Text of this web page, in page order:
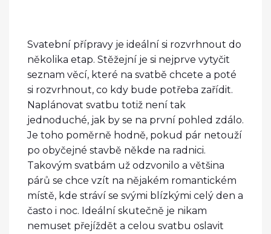
Svatební přípravy je ideální si rozvrhnout do
několika etap. Stěžejní je si nejprve vytyčit
seznam věcí, které na svatbě chcete a poté
si rozvrhnout, co kdy bude potřeba zařídit.
Naplánovat svatbu totiž není tak
jednoduché, jak by se na první pohled zdálo.
Je toho poměrně hodně, pokud pár netouží
po obyčejné stavbě někde na radnici.
Takovým svatbám už odzvonilo a většina
párů se chce vzít na nějakém romantickém
místě, kde stráví se svými blízkými celý den a
často i noc. Ideální skutečně je nikam
nemuset přejíždět a celou svatbu oslavit